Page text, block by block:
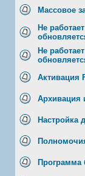
Массовое
Не
Не
Активация
Архивация
Настройка
Программа